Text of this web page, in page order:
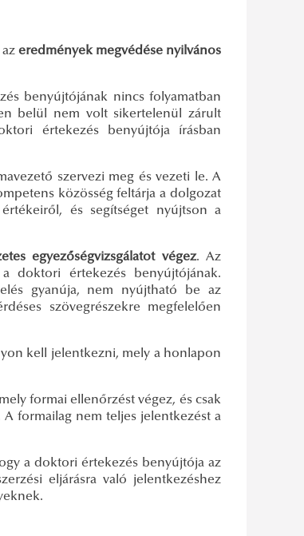
eredmények megvédése nyilvános
benyújtójának nincs folyamatban
belül nem volt sikertelenül zárult
értekezés benyújtója írásban
szervezi meg és vezeti le. A
közösség feltárja a dolgozat
és segítséget nyújtson a
egyezőségvizsgálatot végez. Az
doktori értekezés benyújtójának.
gyanúja, nem nyújtható be az
szövegrészekre megfelelően
kell jelentkezni, mely a honlapon
formai ellenőrzést végez, és csak
formailag nem teljes jelentkezést a
a doktori értekezés benyújtója az
eljárásra való jelentkezéshez